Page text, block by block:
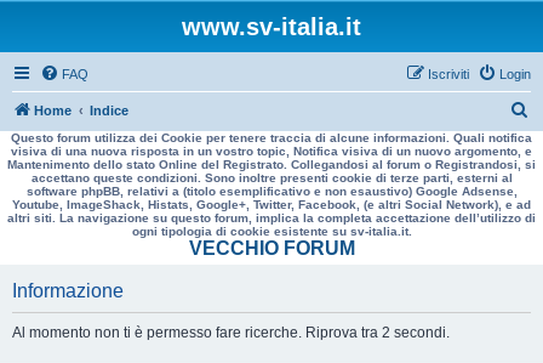
www.sv-italia.it
FAQ Login
Iscriviti
Home Indice
e
r
a
Questo forum utilizza dei Cookie per tenere traccia di alcune informazioni. Quali notifica
visiva di una nuova risposta in un vostro topic, Notifica visiva di un nuovo argomento, e
Mantenimento dello stato Online del Registrato. Collegandosi al forum o Registrandosi, si
accettano queste condizioni. Sono inoltre presenti cookie di terze parti, esterni al
software phpBB, relativi a (titolo esemplificativo e non esaustivo) Google Adsense,
Youtube, ImageShack, Histats, Google+, Twitter, Facebook, (e altri Social Network), e ad
altri siti. La navigazione su questo forum, implica la completa accettazione dell’utilizzo di
ogni tipologia di cookie esistente su sv-italia.it.
VECCHIO FORUM
Informazione
Al momento non ti è permesso fare ricerche. Riprova tra 2 secondi.